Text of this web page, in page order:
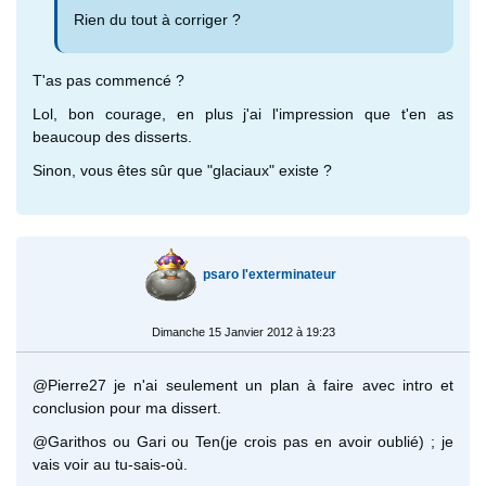
Rien du tout à corriger ?
T'as pas commencé ?
Lol, bon courage, en plus j'ai l'impression que t'en as
beaucoup des disserts.
Sinon, vous êtes sûr que "glaciaux" existe ?
psaro l'exterminateur
Dimanche 15 Janvier 2012 à 19:23
@Pierre27 je n'ai seulement un plan à faire avec intro et
conclusion pour ma dissert.
@Garithos ou Gari ou Ten(je crois pas en avoir oublié) ; je
vais voir au tu-sais-où.